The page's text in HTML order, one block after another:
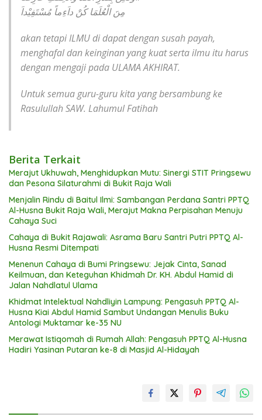
مِنَ الْعُلَمَا كُنْ داَءِماً مُسْتَفِيْداَ
akan tetapi ILMU di dapat dengan susah payah,
menghafal dan keinginan yang kuat serta ilmu itu harus
dengan mengaji pada ULAMA AKHIRAT.
Untuk semua guru-guru kita yang bersambung ke
Rasulullah SAW. Lahumul Fatihah
Berita Terkait
Merajut Ukhuwah, Menghidupkan Mutu: Sinergi STIT Pringsewu
dan Pesona Silaturahmi di Bukit Raja Wali
Menjalin Rindu di Baitul Ilmi: Sambangan Perdana Santri PPTQ
Al-Husna Bukit Raja Wali, Merajut Makna Perpisahan Menuju
Cahaya Suci
Cahaya di Bukit Rajawali: Asrama Baru Santri Putri PPTQ Al-
Husna Resmi Ditempati
Menenun Cahaya di Bumi Pringsewu: Jejak Cinta, Sanad
Keilmuan, dan Keteguhan Khidmah Dr. KH. Abdul Hamid di
Jalan Nahdlatul Ulama
Khidmat Intelektual Nahdliyin Lampung: Pengasuh PPTQ Al-
Husna Kiai Abdul Hamid Sambut Undangan Menulis Buku
Antologi Muktamar ke-35 NU
Merawat Istiqomah di Rumah Allah: Pengasuh PPTQ Al-Husna
Hadiri Yasinan Putaran ke-8 di Masjid Al-Hidayah